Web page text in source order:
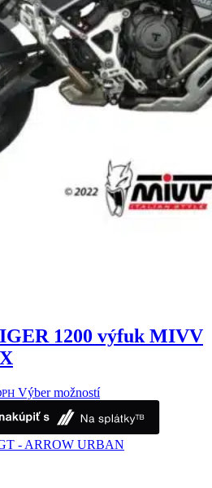
1200 výfuk MIVV
Výber možnostíTento
má
viacero
variantov.